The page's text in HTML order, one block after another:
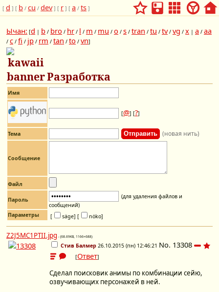
[ d ] [ b / cu / dev] [ r ] [ a / ts ]
Ычан: [d | b / bro / hr / l / m / mu / o / s / tran / tu / tv/ vg / x | a / aa
/ c / fi / jp / rm / tan / to / vn]
Разработка
Имя
[@] [?]
Тема (новая нить)
Сообщение
Файл
Пароль
(для удаления файлов и
сообщений)
Параметры
[ säge] [ nöko]
Z2J5MC1PTII.jpg - (68.69KB, 1166×688)
Стив Балмер 26.10.2015 (пн) 12:46:21 No. 13308
[Ответ]
Cделал поисковик анимы по комбинации сейю,
озвучивающих персонажей в ней.